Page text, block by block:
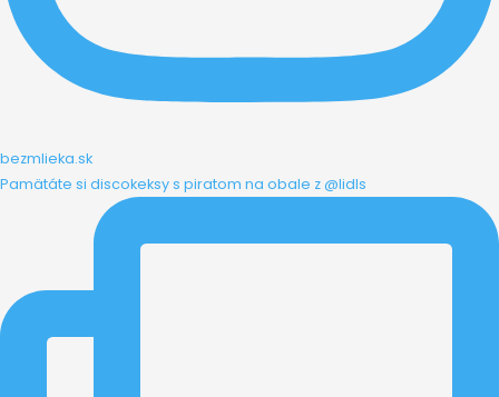
bezmlieka.sk
Pamätáte si discokeksy s piratom na obale z @lidls